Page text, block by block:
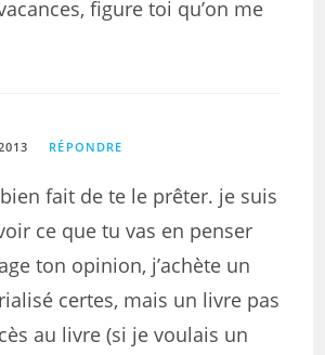
figure toi qu’on me
RÉPONDRE
fait de te le prêter. je suis
ce que tu vas en penser
ton opinion, j’achète un
certes, mais un livre pas
au livre (si je voulais un